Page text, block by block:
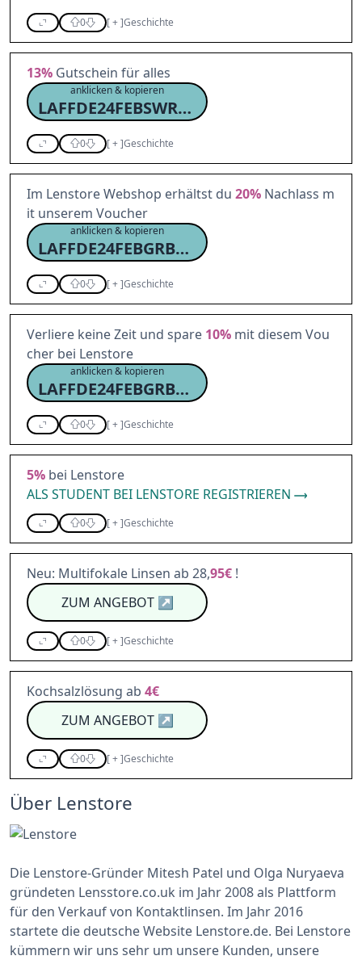
0 [+]Geschichte
13% Gutschein für alles
anklicken & kopieren
LAFFDE24FEBSWRC13
0 [+]Geschichte
Im Lenstore Webshop erhältst du 20% Nachlass m
it unserem Voucher
anklicken & kopieren
LAFFDE24FEBGRBNC20
0 [+]Geschichte
Verliere keine Zeit und spare 10% mit diesem Vou
cher bei Lenstore
anklicken & kopieren
LAFFDE24FEBGRBRC10
0 [+]Geschichte
5% bei Lenstore
ALS STUDENT BEI LENSTORE REGISTRIEREN
0 [+]Geschichte
Neu: Multifokale Linsen ab 28,95€ !
ZUM ANGEBOT↗
0 [+]Geschichte
Kochsalzlösung ab 4€
ZUM ANGEBOT↗
0 [+]Geschichte
Über Lenstore
Die Lenstore-Gründer Mitesh Patel und Olga Nuryaeva
gründeten Lensstore.co.uk im Jahr 2008 als Plattform
für den Verkauf von Kontaktlinsen. Im Jahr 2016
startete die deutsche Website Lenstore.de. Bei Lenstore
kümmern wir uns sehr um unsere Kunden, unsere